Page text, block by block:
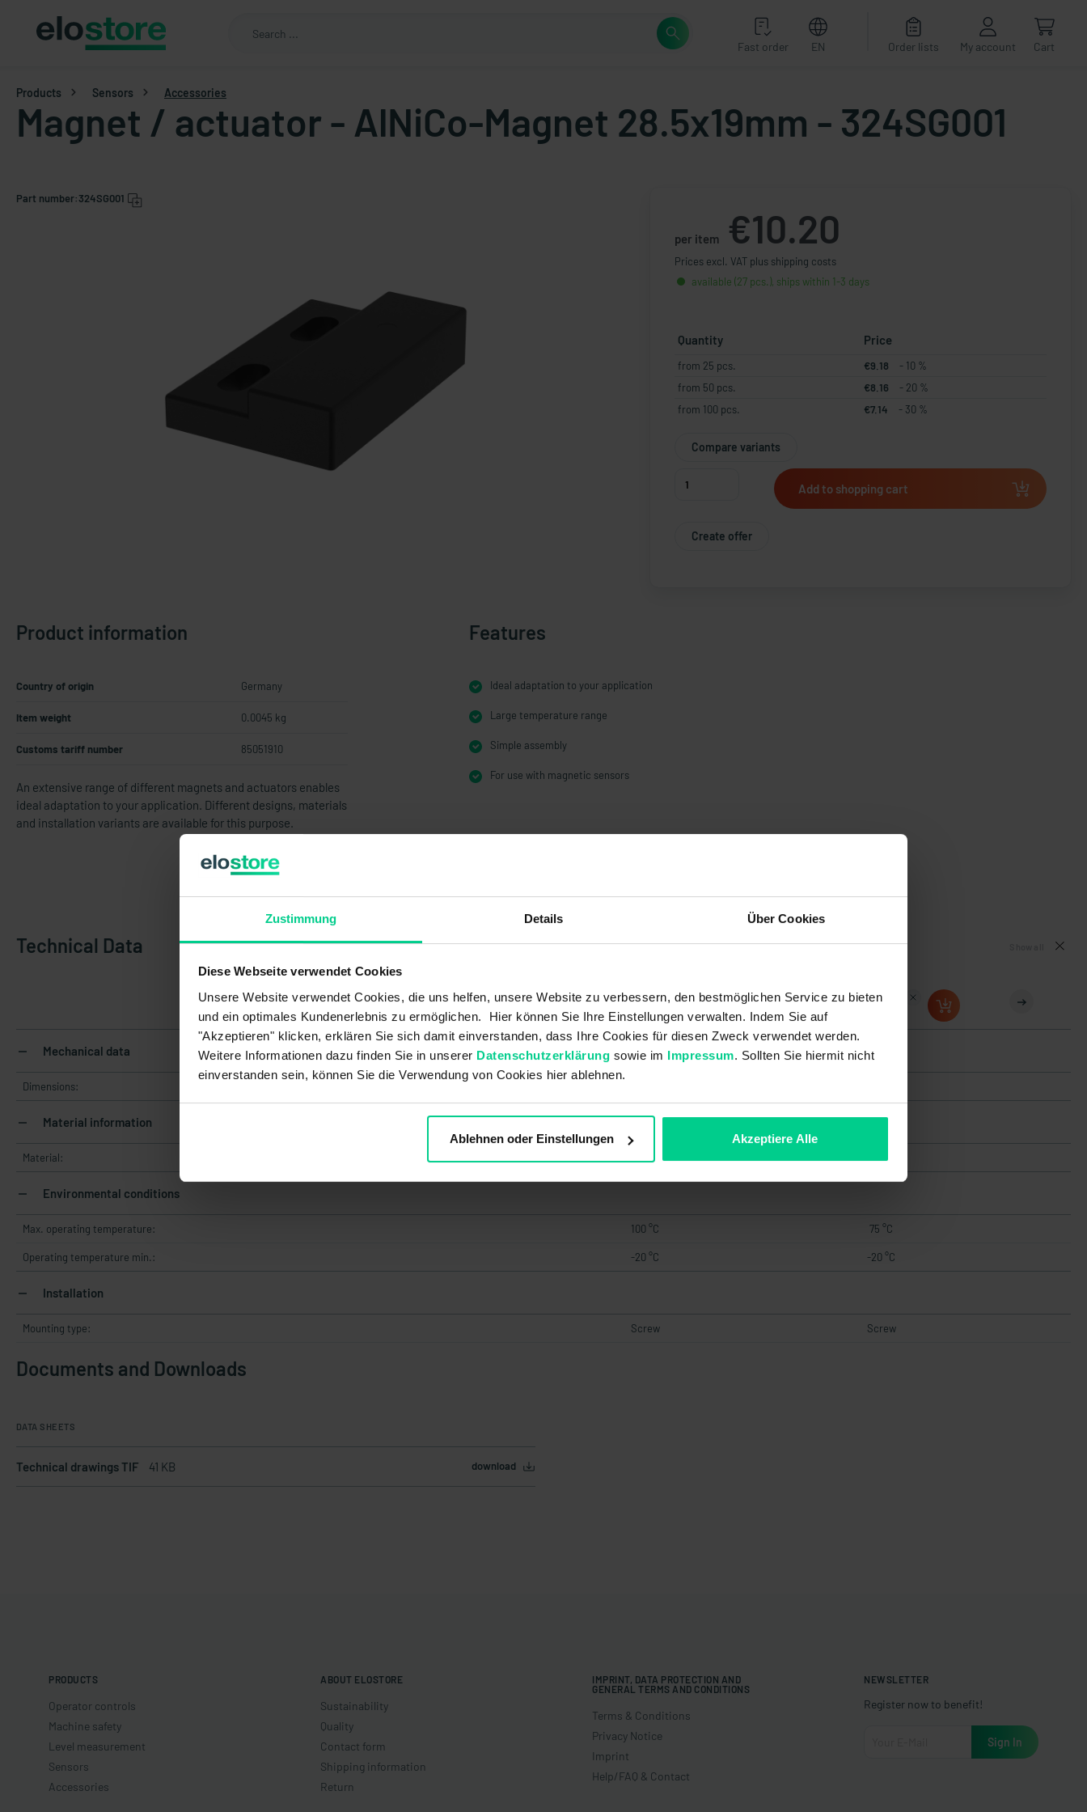
Zustimmung Details Über Cookies
Diese Webseite verwendet Cookies
Unsere Website verwendet Cookies, die uns helfen, unsere Website zu verbessern, den bestmöglichen Service zu bieten
und ein optimales Kundenerlebnis zu ermöglichen. Hier können Sie Ihre Einstellungen verwalten. Indem Sie auf
"Akzeptieren" klicken, erklären Sie sich damit einverstanden, dass Ihre Cookies für diesen Zweck verwendet werden.
Weitere Informationen dazu finden Sie in unserer Datenschutzerklärung sowie im Impressum. Sollten Sie hiermit nicht
einverstanden sein, können Sie die Verwendung von Cookies hier ablehnen.
Ablehnen oder Einstellungen Akzeptiere Alle
Fast order EN Order lists My account Cart
Products Sensors Accessories
Magnet / actuator - AlNiCo-Magnet 28.5x19mm - 324SG001
Part number:324SG001
per item €10.20
Prices excl. VAT plus shipping costs
available (27 pcs.), ships within 1-3 days
Quantity Price
from 25 pcs. €9.18
- 10 %
from 50 pcs.
€8.16
- 20 %
from 100 pcs.
€7.14 - 30 %
Compare variants
Add to shopping cart
Create offer
Product information
Country of origin Germany
Item weight 0.0045 kg
Customs tariff number 85051910
An extensive range of different magnets and actuators enables
ideal adaptation to your application. Different designs, materials
and installation variants are available for this purpose.
Features
Ideal adaptation to your application
Large temperature range
Simple assembly
For use with magnetic sensors
Technical Data
324SG001
€10.20
324SG001S
Mechanical data
Dimensions:
Material information
Material: PA, AlNiCo PA, AlNiCo
Environmental conditions
Max. operating temperature: 100 °C 75 °C
Operating temperature min.: -20 °C -20 °C
Installation
Mounting type: Screw Screw
Documents and Downloads
DATA SHEETS
Technical drawings TIF 41 KB download
PRODUCTS
Operator controls
Machine safety
Level measurement
Sensors
Accessories
ABOUT ELOSTORE
Sustainability
Quality
Contact form
Shipping information
Return
IMPRINT, DATA PROTECTION AND
GENERAL TERMS AND CONDITIONS
Terms & Conditions
Privacy Notice
Imprint
Help/FAQ & Contact
NEWSLETTER
Register now to benefit!